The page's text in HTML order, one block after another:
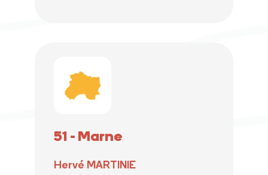
51 - Marne
Hervé MARTINIE